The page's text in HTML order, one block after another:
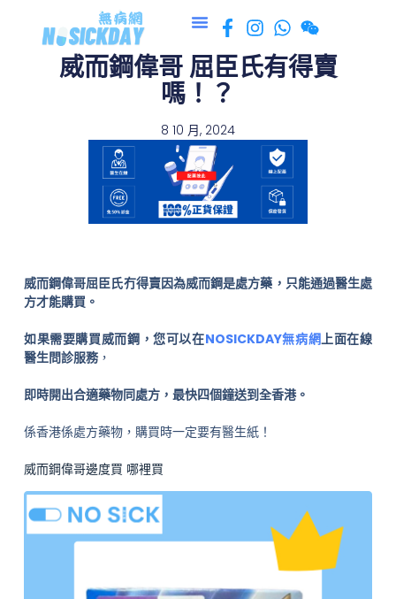
威而鋼偉哥 屈臣氏有得賣
嗎！？
8 10 月, 2024
威而鋼偉哥屈臣氏冇得賣因為威而鋼是處方藥，只能通過醫生處
方才能購買。
如果需要購買威而鋼，您可以在NOSICKDAY無病網上面在線
醫生問診服務，
即時開出合適藥物同處方，最快四個鐘送到全香港。
係香港係處方藥物，購買時一定要有醫生紙！
威而鋼偉哥邊度買 哪裡買